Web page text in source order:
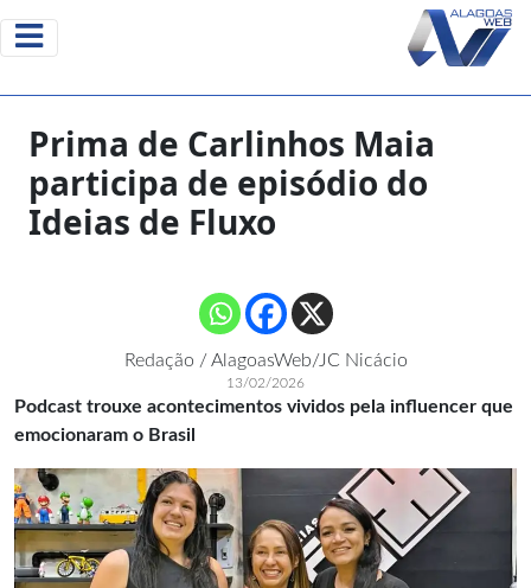
Prima de Carlinhos Maia
participa de episódio do
Ideias de Fluxo
Redação / AlagoasWeb/JC Nicácio
13/02/2026
Podcast trouxe acontecimentos vividos pela influencer que
emocionaram o Brasil